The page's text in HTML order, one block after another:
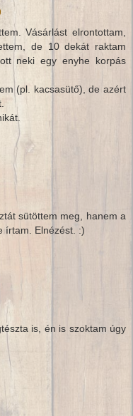
Vásárlást elrontottam,
de 10 dekát raktam
neki egy enyhe korpás
(pl. kacsasütő), de azért
sütöttem meg, hanem a
írtam. Elnézést. :)
is, én is szoktam úgy